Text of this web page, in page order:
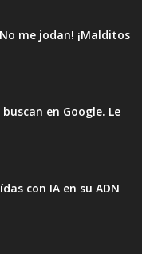
me jodan! ¡Malditos
en Google. Le
con IA en su ADN